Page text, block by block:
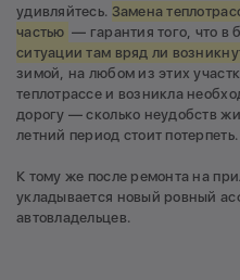
удивляйтесь. Замена
частью — гарантия того, что
ситуации там вряд ли
зимой, на любом из этих
теплотрассе и возникла
дорогу — сколько неудобств
летний период стоит потерпеть.
К тому же после ремонта на
укладывается новый ровный
автовладельцев.